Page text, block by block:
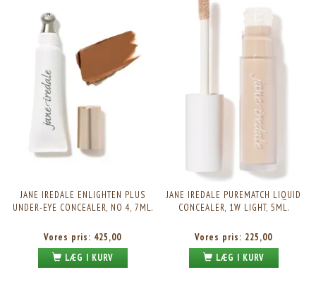
JANE IREDALE ENLIGHTEN PLUS
UNDER-EYE CONCEALER, NO 4, 7ML.
Vores pris: 425,00
LÆG I KURV
JANE IREDALE PUREMATCH LIQUID
CONCEALER, 1W LIGHT, 5ML.
Vores pris: 225,00
LÆG I KURV